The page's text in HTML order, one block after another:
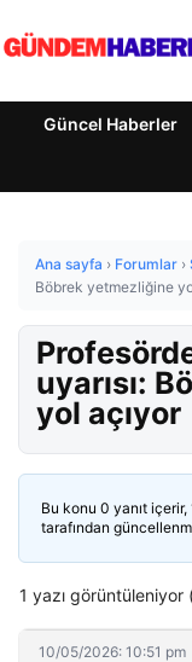
Güncel Haberler
Ana sayfa › Forumlar ›
Böbrek yetmezliğine
uyarısı:
yol açıyor
Bu konu 0 yanıt
tarafından
1 yazı görüntüleniyor
10/05/2026: 10:51 pm